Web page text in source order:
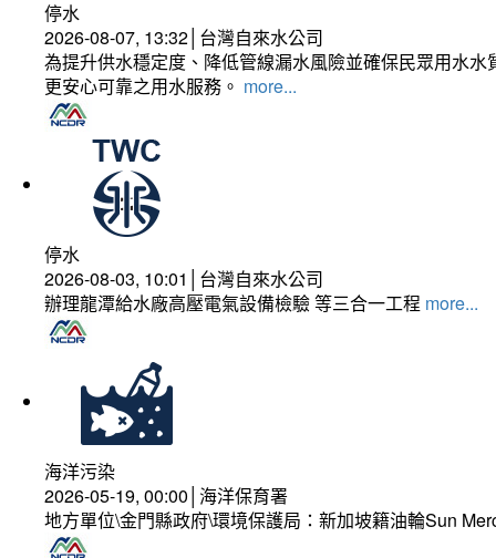
停水
2026-08-07, 13:32│台灣自來水公司
為提升供水穩定度、降低管線漏水風險並確保民眾用水
更安心可靠之用水服務。 more...
停水
2026-08-03, 10:01│台灣自來水公司
辦理龍潭給水廠高壓電氣設備檢驗 等三合一工程 more...
海洋污染
2026-05-19, 00:00│海洋保育署
地方單位\金門縣政府\環境保護局：新加坡籍油輪Sun